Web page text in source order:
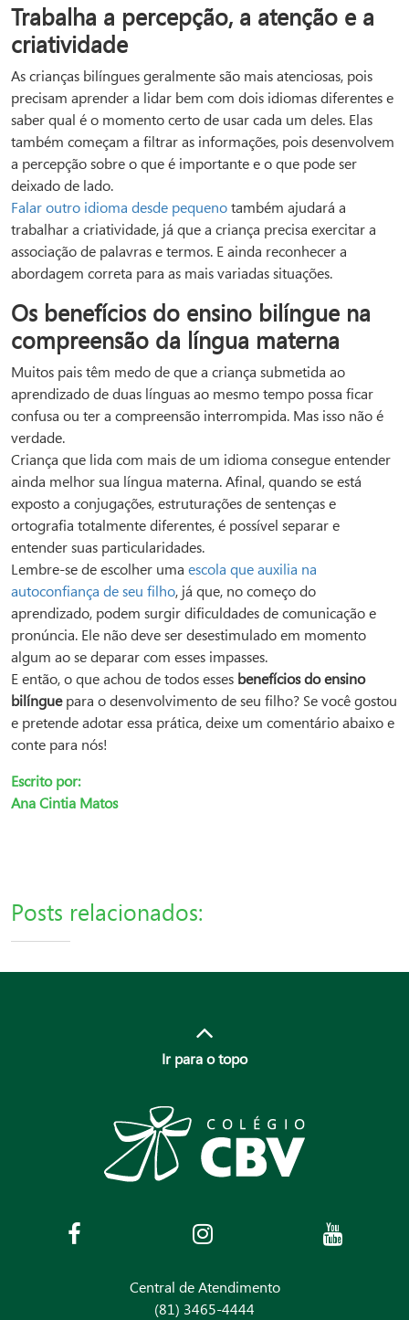
Trabalha a percepção, a atenção e a
criatividade
As crianças bilíngues geralmente são mais atenciosas, pois
precisam aprender a lidar bem com dois idiomas diferentes e
saber qual é o momento certo de usar cada um deles. Elas
também começam a filtrar as informações, pois desenvolvem
a percepção sobre o que é importante e o que pode ser
deixado de lado.
Falar outro idioma desde pequenotambém ajudará a
trabalhar a criatividade, já que a criança precisa exercitar a
associação de palavras e termos. E ainda reconhecer a
abordagem correta para as mais variadas situações.
Os benefícios do ensino bilíngue na
compreensão da língua materna
Muitos pais têm medo de que a criança submetida ao
aprendizado de duas línguas ao mesmo tempo possa ficar
confusa ou ter a compreensão interrompida. Mas isso não é
verdade.
Criança que lida com mais de um idioma consegue entender
ainda melhor sua língua materna. Afinal, quando se está
exposto a conjugações, estruturações de sentenças e
ortografia totalmente diferentes, é possível separar e
entender suas particularidades.
Lembre-se de escolher uma escola que auxilia na
autoconfiança de seu filho, já que, no começo do
aprendizado, podem surgir dificuldades de comunicação e
pronúncia. Ele não deve ser desestimulado em momento
algum ao se deparar com esses impasses.
E então, o que achou de todos esses benefícios do ensino
bilínguepara o desenvolvimento de seu filho? Se você gostou
e pretende adotar essa prática, deixe um comentário abaixo e
conte para nós!
Escrito por:
Ana Cintia Matos
Posts relacionados:
Ir para o topo
Central de Atendimento
(81) 3465-4444